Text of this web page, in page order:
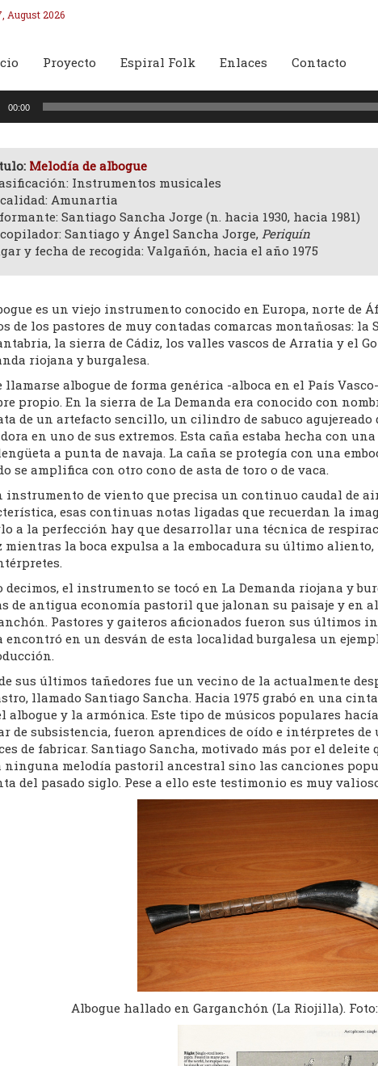
August 2026
Proyecto Espiral Folk Enlaces Contacto
00:00
Melodía de albogue
Instrumentos musicales
Amunartia
Santiago Sancha Jorge (n. hacia 1930, hacia 1981)
Santiago y Ángel Sancha Jorge, Periquín
y fecha de recogida: Valgañón, hacia el año 1975
es un viejo instrumento conocido en Europa, norte de
de los pastores de muy contadas comarcas montañosas:
la sierra de Cádiz, los valles vascos de Arratia y el
riojana y burgalesa.
llamarse albogue de forma genérica -alboca en el País
propio. En la sierra de La Demanda era conocido con
de un artefacto sencillo, un cilindro de sabuco agujereado
en uno de sus extremos. Esta caña estaba hecha con
a punta de navaja. La caña se protegía con una
se amplifica con otro cono de asta de toro o de vaca.
instrumento de viento que precisa un continuo caudal de
esas continuas notas ligadas que recuerdan la
a la perfección hay que desarrollar una técnica de
mientras la boca expulsa a la embocadura su último aliento,
decimos, el instrumento se tocó en La Demanda riojana y
de antigua economía pastoril que jalonan su paisaje y en
Pastores y gaiteros aficionados fueron sus últimos
encontró en un desván de esta localidad burgalesa un
sus últimos tañedores fue un vecino de la actualmente
llamado Santiago Sancha. Hacia 1975 grabó en una
albogue y la armónica. Este tipo de músicos populares
de subsistencia, fueron aprendices de oído e intérpretes
de fabricar. Santiago Sancha, motivado más por el
melodía pastoril ancestral sino las canciones
del pasado siglo. Pese a ello este testimonio es muy
Albogue hallado en Garganchón (La Riojilla).